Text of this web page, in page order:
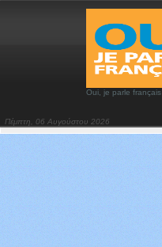
Oui, je parle français
Πέμπτη, 06 Αυγούστου 2026